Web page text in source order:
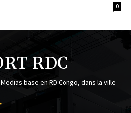
0
RDC
base en RD Congo, dans la ville